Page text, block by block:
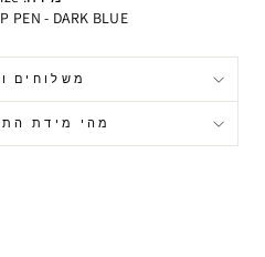
PEN - DARK BLUE
משלוחים
מהי מידת